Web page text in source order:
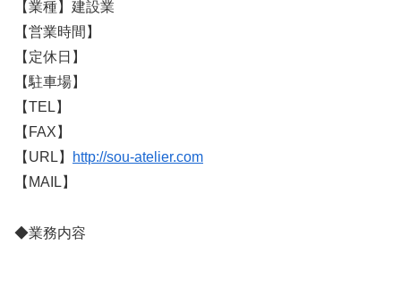
【業種】建設業
【営業時間】
【定休日】
【駐車場】
【TEL】
【FAX】
【URL】
http://sou-atelier.com
【MAIL】
◆業務内容